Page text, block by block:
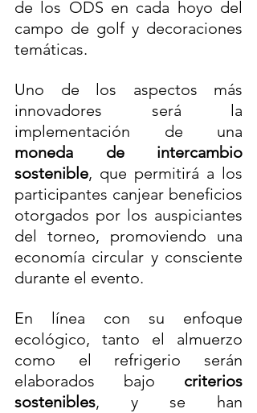
de los ODS en cada hoyo del
campo de golf y decoraciones
temáticas.
Uno de los aspectos más
innovadores será la
moneda de intercambio
sostenible, que permitirá a los
participantes canjear beneficios
otorgados por los auspiciantes
del torneo, promoviendo una
economía circular y consciente
durante el evento.
En línea con su enfoque
ecológico, tanto el almuerzo
como el refrigerio serán
elaborados bajo criterios
sostenibles, y se han